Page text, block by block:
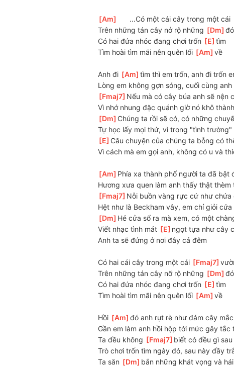
[Am
      ...Có một cái cây trong một cái
Trên những tán cây nở rộ những [ Dm ]
Có hai đứa nhóc đang chơi trốn [ E ]
tìm
Tìm hoài tìm mãi nên quên lối [Am ]
về
Anh đi [Am ]
tìm thì em trốn, anh đi trốn
Lòng em không gợn sóng, cuối cùng
[ Fmaj7 ]Nếu mà có cây búa anh sẽ nện
Vì nhớ nhung đặc quánh giờ nó khô
[ Dm ]Chúng ta rồi sẽ có, có những
Tự học lấy mọi thứ, vì trong "tình trường"
[ E ]Câu chuyện của chúng ta bỗng có
Vì cách mà em gọi anh, không có u và
[Am ]Phía xa thành phố người ta đã bật
Hương xưa quen làm anh thấy thật thèm
[ Fmaj7 ]Nỗi buồn vàng rực cứ như chứa
Hệt như là Beckham vây, em chỉ giỏi cứa
[ Dm ]Hé cửa sổ ra mà xem, có một
Viết nhạc tình mát [ E ]ngọt tựa như cây
Anh ta sẽ đứng ở nơi đây cả đêm
Có hai cái cây trong một cái [ Fmaj7 ]
Trên những tán cây nỡ rộ những [ Dm ]
Có hai đứa nhóc đang chơi trốn [ E ]
tìm
Tìm hoài tìm mãi nên quên lối [Am ]
về
Hồi [Am ]
đó anh rụt rè như đám cây
Gần em làm anh hồi hộp tới mức gây tắc
Ta đều không [ Fmaj7 ]biết có đều gì
Trò chơi trốn tìm ngày đó, sau này đầy
Ta săn [ Dm ]bắn những khát vọng và